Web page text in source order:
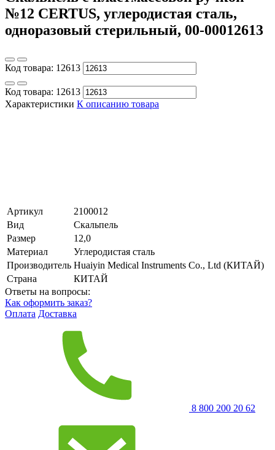
№12 CERTUS, углеродистая сталь,
одноразовый стерильный, 00-00012613
Код товара: 12613
Код товара: 12613
Характеристики К описанию товара
Артикул
2100012
Вид
Скальпель
Размер
12,0
Материал
Углеродистая сталь
Производитель Huaiyin Medical Instruments Co., Ltd (КИТАЙ)
Страна
КИТАЙ
Ответы на вопросы:
Как оформить заказ?
Оплата Доставка
8 800 200 20 62